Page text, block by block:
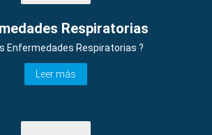
Respiratorias
Enfermedades Respiratorias ?
Leer más